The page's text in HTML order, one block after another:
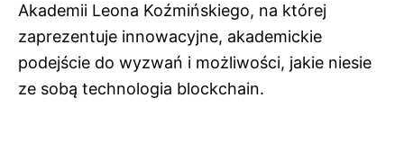
Akademii Leona Koźmińskiego, na której
zaprezentuje innowacyjne, akademickie
podejście do wyzwań i możliwości, jakie niesie
ze sobą technologia blockchain.